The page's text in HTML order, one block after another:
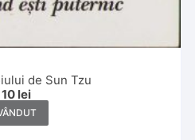
de Sun Tzu
10 lei